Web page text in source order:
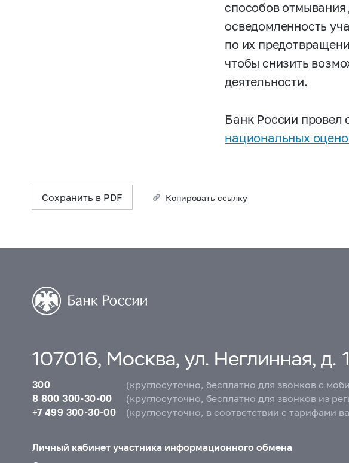
способов
осведомленность
по их
чтобы снизить
деятельности.
Банк России провел
национальных
Сохранить в PDF Копировать ссылку
107016, Москва, ул. Неглинная, д.
300
(круглосуточно, бесплатно для звонков с
8 800 300-30-00
(круглосуточно, бесплатно для звонков из
+7 499 300-30-00
(круглосуточно, в соответствии с тарифами
Личный кабинет участника информационного обмена